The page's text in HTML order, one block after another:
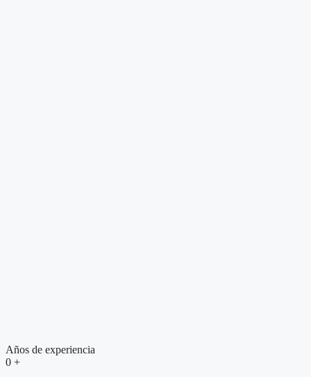
Años de experiencia
0 +